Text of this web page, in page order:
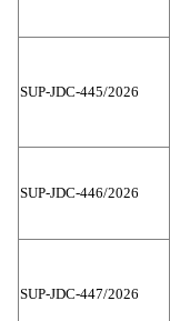
SUP-JDC-445/2026
SUP-JDC-446/2026
SUP-JDC-447/2026